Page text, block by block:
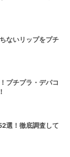
ないリップをプチ
プチプラ・デパコ
選！徹底調査して